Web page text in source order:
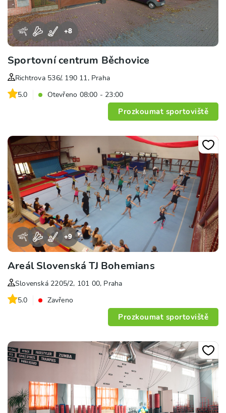
+8
Sportovní centrum Běchovice
Richtrova 536/, 190 11, Praha
5.0
Otevřeno 08:00 - 23:00
Prozkoumat sportoviště
+9
Areál Slovenská TJ Bohemians
Slovenská 2205/2, 101 00, Praha
5.0
Zavřeno
Prozkoumat sportoviště